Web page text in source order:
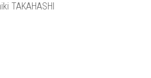
TAKAHASHI